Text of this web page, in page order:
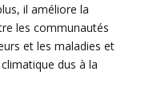
il améliore la
les communautés
et les maladies et
dus à la